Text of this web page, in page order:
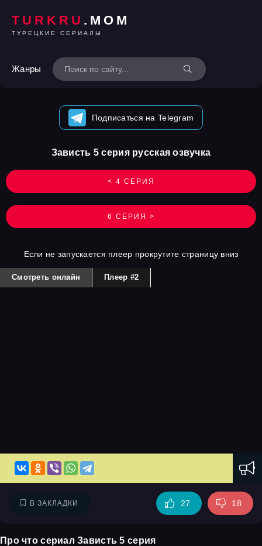
TURKRU .MOM
ТУРЕЦКИЕ СЕРИАЛЫ
Жанры
Подписаться на Telegram
< 4 СЕРИЯ
Зависть 5 серия русская озвучка
6 СЕРИЯ >
Если не запускается плеер прокрутите страницу вниз
Смотреть онлайн Плеер #2
В ЗАКЛАДКИ 27 18
Про что сериал Зависть 5 серия